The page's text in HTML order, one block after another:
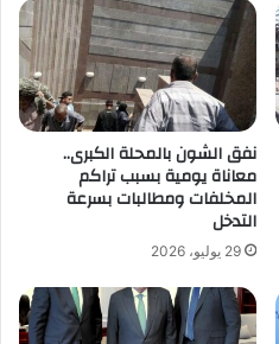
نفق الشون بالمحلة الكبرى..
معاناة يومية بسبب تراكم
المخلفات ومطالبات بسرعة
التدخل
29 يوليو، 2026